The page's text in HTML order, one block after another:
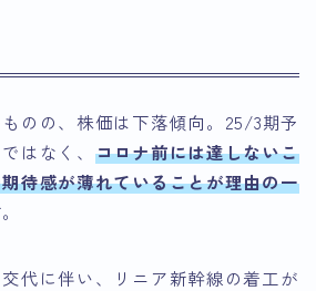
のの、株価は下落傾向。25/3期予
はなく、 コロナ前には達しないこ
待感が薄れていることが理由の一
代に伴い、リニア新幹線の着工が